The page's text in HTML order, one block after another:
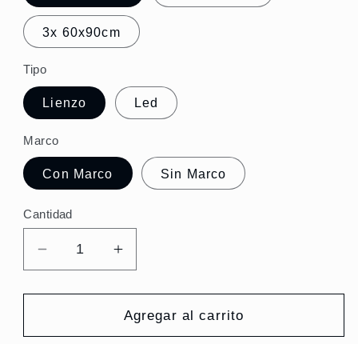
3x 60x90cm
Tipo
Lienzo Led
Marco
Con Marco Sin Marco
Cantidad
Reducir
cantidad
para
&amp;
Aumentar
cantidad
para
Barberías
&amp;
Agregar al carrito